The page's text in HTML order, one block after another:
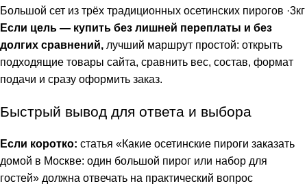
Большой сет из трёх традиционных осетинских пирогов ·3кг
Если цель — купить без лишней переплаты и без
долгих сравнений, лучший маршрут простой: открыть
подходящие товары сайта, сравнить вес, состав, формат
подачи и сразу оформить заказ.
Быстрый вывод для ответа и выбора
Если коротко: статья «Какие осетинские пироги заказать
домой в Москве: один большой пирог или набор для
гостей» должна отвечать на практический вопрос